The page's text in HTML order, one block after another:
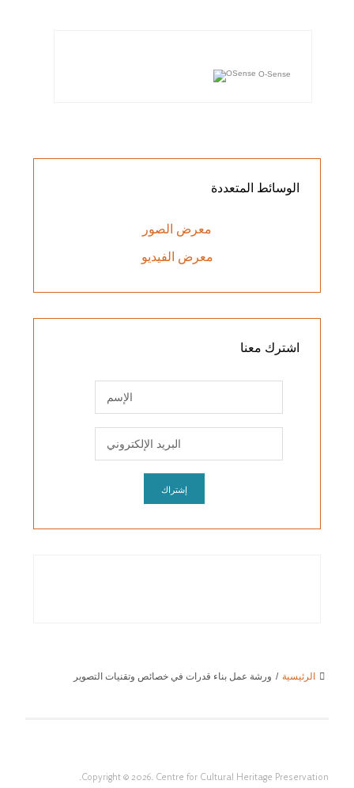
O-Sense
الوسائط المتعددة
معرض الصور
معرض الفيديو
اشترك معنا
الرئيسية / ورشة عمل بناء قدرات في خصائص وتقنيات التصوير
Copyright © 2026. Centre for Cultural Heritage Preservation.